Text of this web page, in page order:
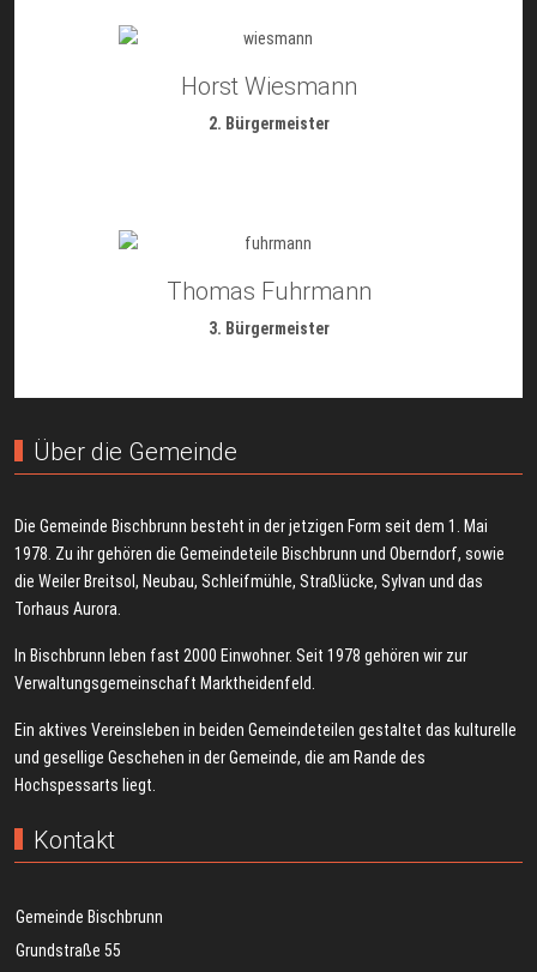
Horst Wiesmann
2. Bürgermeister
Thomas Fuhrmann
3. Bürgermeister
Über die Gemeinde
Die Gemeinde Bischbrunn besteht in der jetzigen Form seit dem 1. Mai
1978. Zu ihr gehören die Gemeindeteile Bischbrunn und Oberndorf, sowie
die Weiler Breitsol, Neubau, Schleifmühle, Straßlücke, Sylvan und das
Torhaus Aurora.
In Bischbrunn leben fast 2000 Einwohner. Seit 1978 gehören wir zur
Verwaltungsgemeinschaft Marktheidenfeld.
Ein aktives Vereinsleben in beiden Gemeindeteilen gestaltet das kulturelle
und gesellige Geschehen in der Gemeinde, die am Rande des
Hochspessarts liegt.
Kontakt
Gemeinde Bischbrunn
Grundstraße 55